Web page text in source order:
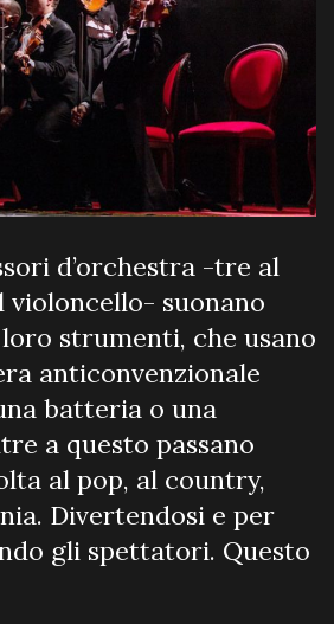
d’orchestra -tre al
violoncello- suonano
strumenti, che usano
anticonvenzionale
batteria o una
a questo passano
al pop, al country,
Divertendosi e per
gli spettatori. Questo